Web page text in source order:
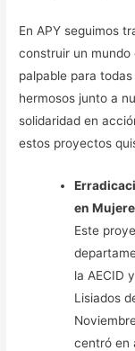
En APY seguimos
construir un mundo
palpable para
hermosos junto a
solidaridad en
estos proyectos
en
Este
la AECID
Lisiados
centró en